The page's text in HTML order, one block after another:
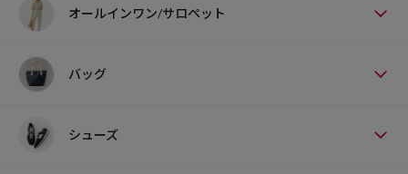
オールインワン/サロペット
バッグ
シューズ